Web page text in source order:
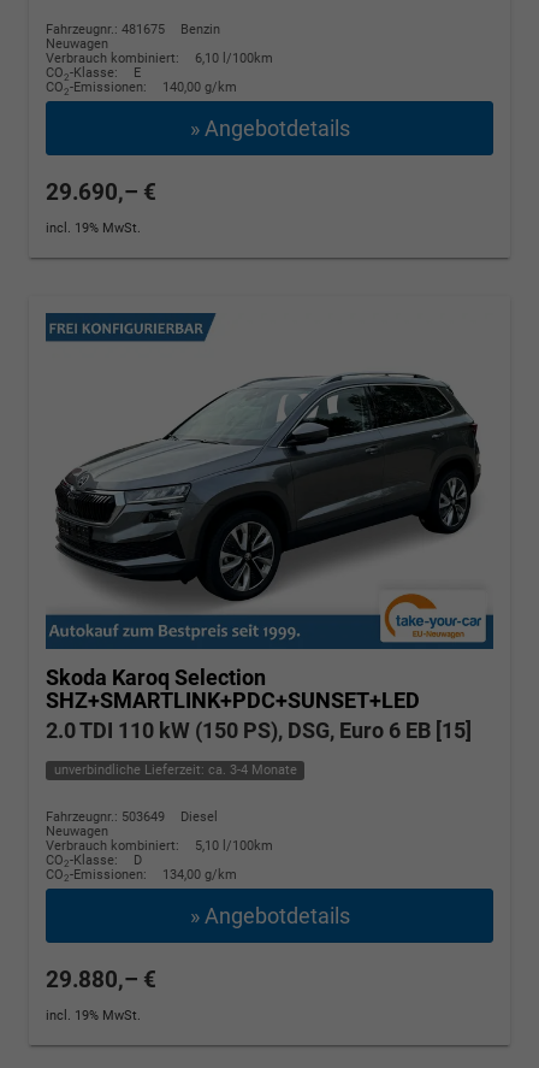
Fahrzeugnr.: 481675
Benzin
Neuwagen
Verbrauch kombiniert:
6,10 l/100km
CO2-Klasse:
E
CO2-Emissionen: 140,00 g/km
» Angebotdetails
29.690,– €
incl. 19% MwSt.
Skoda Karoq Selection
SHZ+SMARTLINK+PDC+SUNSET+LED
2.0 TDI 110 kW (150 PS), DSG, Euro 6 EB [15]
unverbindliche Lieferzeit: ca. 3-4 Monate
Fahrzeugnr.: 503649
Diesel
Neuwagen
Verbrauch kombiniert:
5,10 l/100km
CO2-Klasse:
D
CO2-Emissionen: 134,00 g/km
» Angebotdetails
29.880,– €
incl. 19% MwSt.